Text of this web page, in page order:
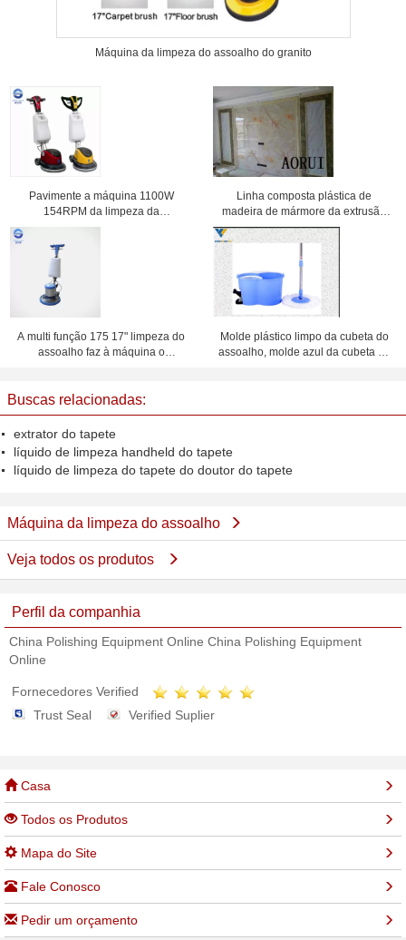
Máquina da limpeza do assoalho do granito
Pavimente a máquina 1100W
154RPM da limpeza da
máquina/escova do purificador
Linha composta plástica de
madeira de mármore da extrusão
macia para o assoalho de imitação
A multi função 175 17" limpeza do
assoalho faz à máquina o
Molde plástico limpo da cubeta do
assoalho, molde azul da cubeta do
Buscas relacionadas:
extrator do tapete
líquido de limpeza handheld do tapete
líquido de limpeza do tapete do doutor do tapete
Máquina da limpeza do assoalho
Veja todos os produtos
Perfil da companhia
China Polishing Equipment Online China Polishing Equipment
Online
Fornecedores Verified
Trust Seal
Verified Suplier
Casa
Todos os Produtos
Mapa do Site
Fale Conosco
Pedir um orçamento